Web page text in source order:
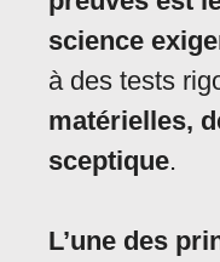
science
à des tests
matérielles,
sceptique.
L’une des